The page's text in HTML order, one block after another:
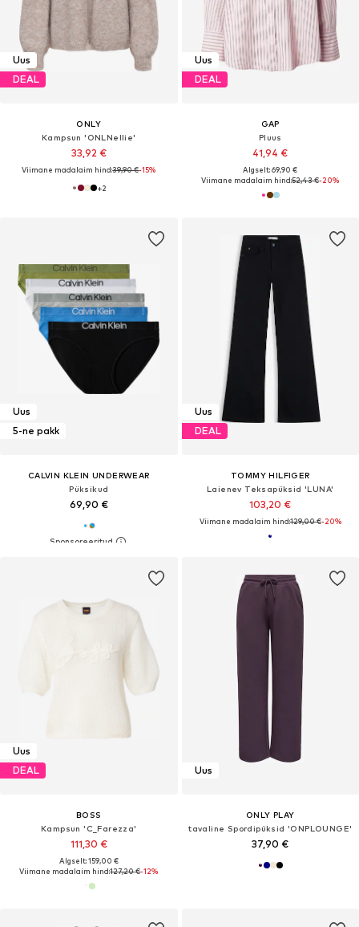
Uus
DEAL
ONLY
Kampsun 'ONLNellie'
33,92 €
Viimane madalaim hind:39,90 €-15%
+2
Uus
DEAL
GAP
Pluus
41,94 €
Algselt: 69,90 €
Viimane madalaim hind:52,43 €-20%
Uus
5-ne pakk
CALVIN KLEIN UNDERWEAR
Püksikud
69,90 €
Uus
DEAL
TOMMY HILFIGER
Laienev Teksapüksid 'LUNA'
103,20 €
Viimane madalaim hind:129,00 €-20%
Uus
DEAL
BOSS
Kampsun 'C_Farezza'
111,30 €
Algselt: 159,00 €
Viimane madalaim hind:127,20 €-12%
Uus
ONLY PLAY
tavaline Spordipüksid 'ONPLOUNGE'
37,90 €